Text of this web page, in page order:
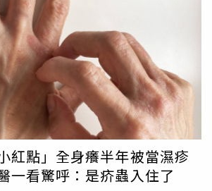
紅點」全身癢半年被當濕疹
看驚呼：是疥蟲入住了